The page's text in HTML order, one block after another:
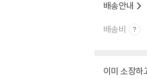
배송안내
배송비
이미 소장하